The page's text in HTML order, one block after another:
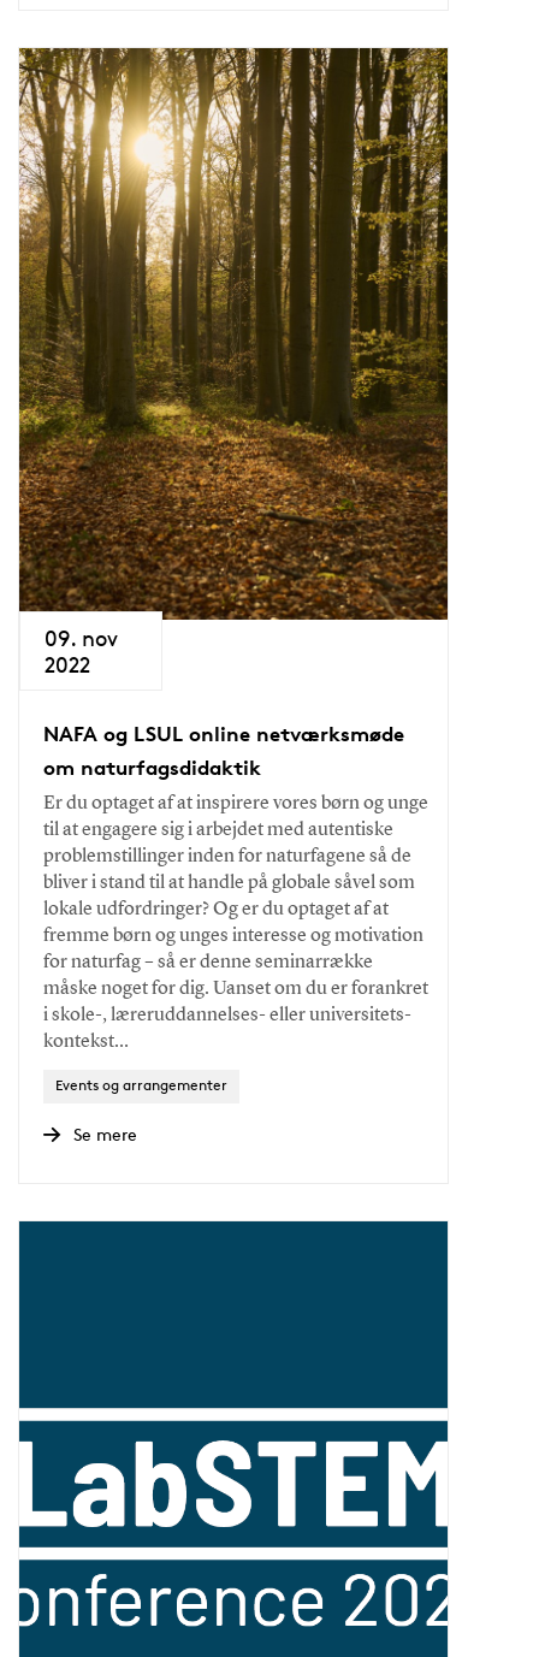
09. nov
2022
NAFA og LSUL online netværksmøde
om naturfagsdidaktik
Er du optaget af at inspirere vores børn og unge
til at engagere sig i arbejdet med autentiske
problemstillinger inden for naturfagene så de
bliver i stand til at handle på globale såvel som
lokale udfordringer? Og er du optaget af at
fremme børn og unges interesse og motivation
for naturfag – så er denne seminarrække
måske noget for dig. Uanset om du er forankret
i skole-, læreruddannelses- eller universitets-
kontekst…
Events og arrangementer
Se mere